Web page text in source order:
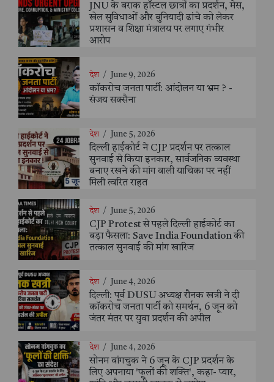
JNU के बराक हॉस्टल छात्रों का प्रदर्शन, मेस,
खेल सुविधाओं और बुनियादी ढांचे को लेकर
प्रशासन व शिक्षा मंत्रालय पर लगाए गंभीर
आरोप
देश / June 9, 2026
कॉकरोच जनता पार्टी: आंदोलन या भ्रम ? -
संजय सक्सैना
देश / June 5, 2026
दिल्ली हाईकोर्ट ने CJP प्रदर्शन पर तत्काल
सुनवाई से किया इनकार, सार्वजनिक व्यवस्था
बनाए रखने की मांग वाली याचिका पर नहीं
मिली त्वरित राहत
देश / June 5, 2026
CJP Protest से पहले दिल्ली हाईकोर्ट का
बड़ा फैसला: Save India Foundation की
तत्काल सुनवाई की मांग खारिज
देश / June 4, 2026
दिल्ली: पूर्व DUSU अध्यक्ष रौनक खत्री ने दी
कॉकरोच जनता पार्टी को समर्थन, 6 जून को
जंतर मंतर पर युवा प्रदर्शन की अपील
देश / June 4, 2026
सोनम वांगचुक ने 6 जून के CJP प्रदर्शन के
लिए अपनाया 'फूलों की शक्ति', कहा- प्यार,